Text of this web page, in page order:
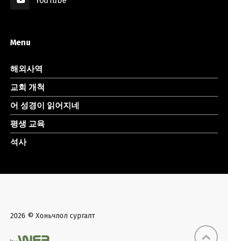
Menu
해외사역
교회 개척
어 성경이 읽어지네
평생 교육
석사
2026 © Хоньчлол сургалт